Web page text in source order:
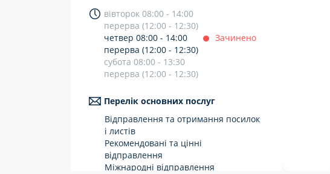
вівторок 08:00 - 14:00
перерва (12:00 - 12:30)
четвер 08:00 - 14:00
Зачинено
перерва (12:00 - 12:30)
субота 08:00 - 13:30
перерва (12:00 - 12:30)
Перелік основних послуг
Відправлення та отримання посилок
і листів
Рекомендовані та цінні
відправлення
Міжнародні відправлення